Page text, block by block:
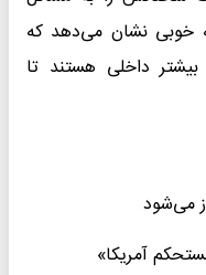
خوبی نشان می‌دهد که
داخلی هستند تا
می‌شود
آمریکا»